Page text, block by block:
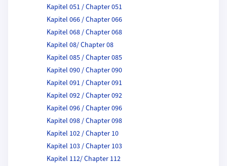
Kapitel 051 / Chapter 051
Kapitel 066 / Chapter 066
Kapitel 068 / Chapter 068
Kapitel 08/ Chapter 08
Kapitel 085 / Chapter 085
Kapitel 090 / Chapter 090
Kapitel 091 / Chapter 091
Kapitel 092 / Chapter 092
Kapitel 096 / Chapter 096
Kapitel 098 / Chapter 098
Kapitel 102 / Chapter 10
Kapitel 103 / Chapter 103
Kapitel 112/ Chapter 112